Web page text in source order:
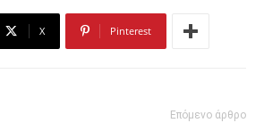
X Pinterest
Επόμενο άρθρο